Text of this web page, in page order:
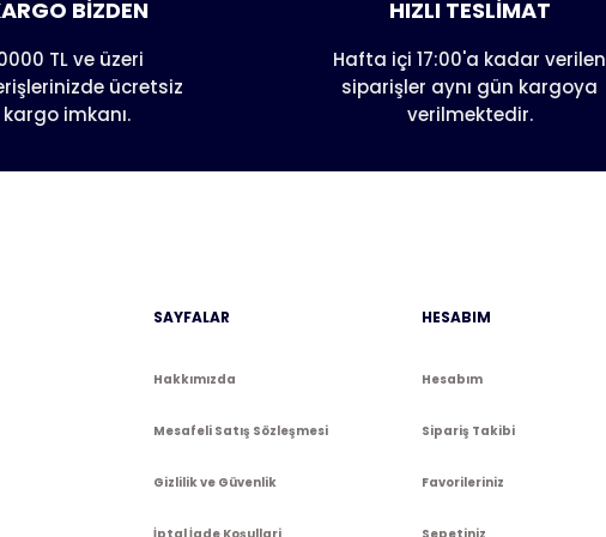
BİZDEN
TL ve üzeri
ücretsiz
kargo imkanı.
HIZLI TESLİMAT
Hafta içi 17:00'a kadar verilen
siparişler aynı gün kargoya
verilmektedir.
SAYFALAR
Hakkımızda
Mesafeli Satış Sözleşmesi
Gizlilik ve Güvenlik
HESABIM
Hesabım
Sipariş Takibi
Favorileriniz